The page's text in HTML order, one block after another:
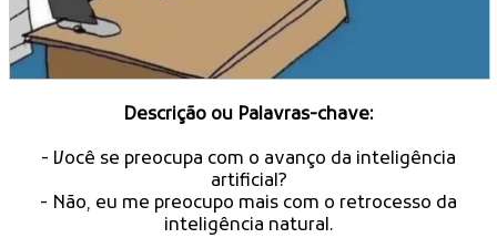
Descrição ou Palavras-chave:
- Você se preocupa com o avanço da inteligência
artificial?
- Não, eu me preocupo mais com o retrocesso da
inteligência natural.